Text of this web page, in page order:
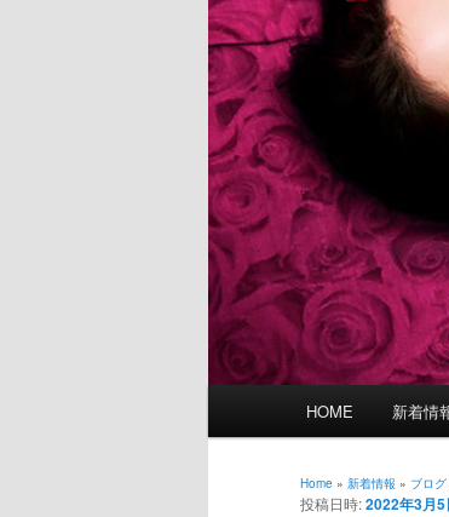
HOME 新着情
Home » 新着情報 » ブログ
投稿日時:2022年3月5